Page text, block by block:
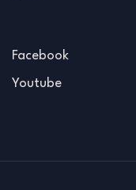
Facebook
Youtube